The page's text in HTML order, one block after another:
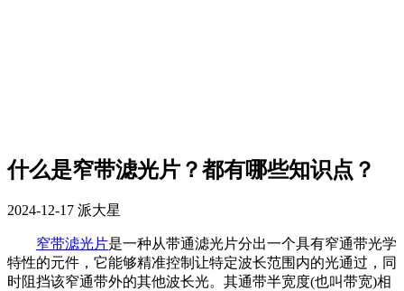
什么是窄带滤光片？都有哪些知识点？
2024-12-17 派大星
窄带滤光片是一种从带通滤光片分出一个具有窄通带光学
特性的元件，它能够精准控制让特定波长范围内的光通过，同
时阻挡该窄通带外的其他波长光。其通带半宽度(也叫带宽)相